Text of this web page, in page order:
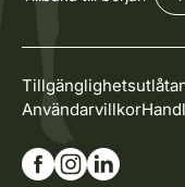
Användarvillkor